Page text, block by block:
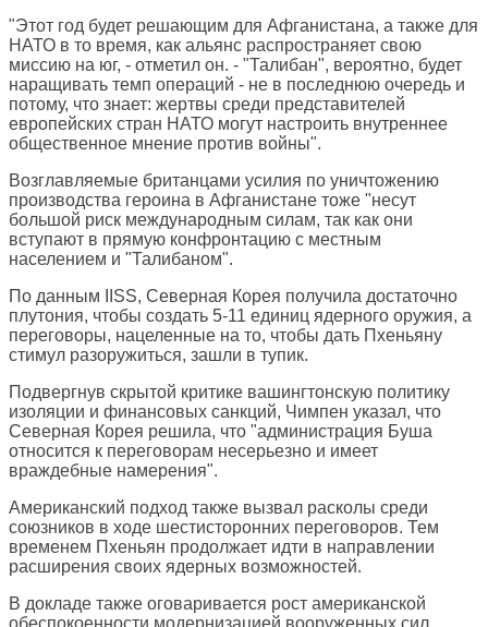
"Этот год будет решающим для Афганистана, а также для
НАТО в то время, как альянс распространяет свою
миссию на юг, - отметил он. - "Талибан", вероятно, будет
наращивать темп операций - не в последнюю очередь и
потому, что знает: жертвы среди представителей
европейских стран НАТО могут настроить внутреннее
общественное мнение против войны".
Возглавляемые британцами усилия по уничтожению
производства героина в Афганистане тоже "несут
большой риск международным силам, так как они
вступают в прямую конфронтацию с местным
населением и "Талибаном".
По данным IISS, Северная Корея получила достаточно
плутония, чтобы создать 5-11 единиц ядерного оружия, а
переговоры, нацеленные на то, чтобы дать Пхеньяну
стимул разоружиться, зашли в тупик.
Подвергнув скрытой критике вашингтонскую политику
изоляции и финансовых санкций, Чимпен указал, что
Северная Корея решила, что "администрация Буша
относится к переговорам несерьезно и имеет
враждебные намерения".
Американский подход также вызвал расколы среди
союзников в ходе шестисторонних переговоров. Тем
временем Пхеньян продолжает идти в направлении
расширения своих ядерных возможностей.
В докладе также оговаривается рост американской